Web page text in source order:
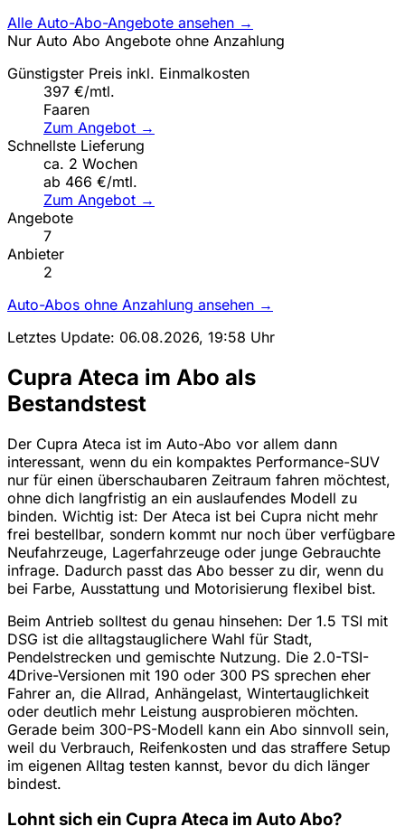
Alle Auto-Abo-Angebote ansehen →
Nur Auto Abo Angebote ohne Anzahlung
Günstigster Preis inkl. Einmalkosten
397 €/mtl.
Faaren
Zum Angebot →
Schnellste Lieferung
ca. 2 Wochen
ab 466 €/mtl.
Zum Angebot →
Angebote
7
Anbieter
2
Auto-Abos ohne Anzahlung ansehen →
Letztes Update: 06.08.2026, 19:58 Uhr
Cupra Ateca im Abo als
Bestandstest
Der Cupra Ateca ist im Auto-Abo vor allem dann
interessant, wenn du ein kompaktes Performance-SUV
nur für einen überschaubaren Zeitraum fahren möchtest,
ohne dich langfristig an ein auslaufendes Modell zu
binden. Wichtig ist: Der Ateca ist bei Cupra nicht mehr
frei bestellbar, sondern kommt nur noch über verfügbare
Neufahrzeuge, Lagerfahrzeuge oder junge Gebrauchte
infrage. Dadurch passt das Abo besser zu dir, wenn du
bei Farbe, Ausstattung und Motorisierung flexibel bist.
Beim Antrieb solltest du genau hinsehen: Der 1.5 TSI mit
DSG ist die alltagstauglichere Wahl für Stadt,
Pendelstrecken und gemischte Nutzung. Die 2.0-TSI-
4Drive-Versionen mit 190 oder 300 PS sprechen eher
Fahrer an, die Allrad, Anhängelast, Wintertauglichkeit
oder deutlich mehr Leistung ausprobieren möchten.
Gerade beim 300-PS-Modell kann ein Abo sinnvoll sein,
weil du Verbrauch, Reifenkosten und das straffere Setup
im eigenen Alltag testen kannst, bevor du dich länger
bindest.
Lohnt sich ein Cupra Ateca im Auto Abo?